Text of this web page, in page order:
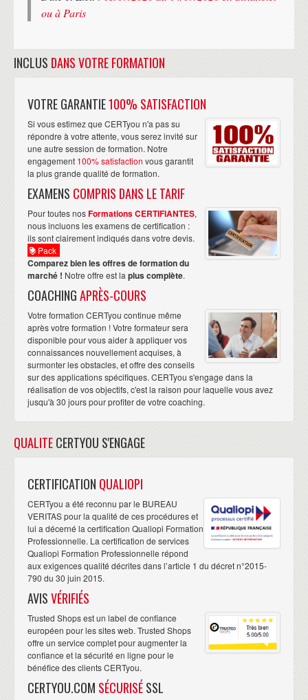
ou à Paris
INCLUS DANS VOTRE FORMATION
VOTRE GARANTIE100% SATISFACTION
Si vous estimez que CERTyou n'a pas su
répondre à votre attente, vous serez invité sur
une autre session de formation. Notre
engagement 100% satisfaction vous garantit
la plus grande qualité de formation.
EXAMENS COMPRIS DANS LE TARIF
Pour toutes nosFormations CERTIFIANTES,
nous incluons les examens de certification :
ils sont clairement indiqués dans votre devis.
Pack
Comparez bien les offres de formation du
marché ! Notre offre est la plus complète.
COACHINGAPRÈS-COURS
Votre formation CERTyou continue même
après votre formation ! Votre formateur sera
disponible pour vous aider à appliquer vos
connaissances nouvellement acquises, à
surmonter les obstacles, et offre des conseils
sur des applications spécifiques. CERTyou s'engage dans la
réalisation de vos objectifs, c'est la raison pour laquelle vous avez
jusqu'à 30 jours pour profiter de votre coaching.
QUALITECERTYOU S'ENGAGE
CERTIFICATION QUALIOPI
CERTyou a été reconnu par le BUREAU
VERITAS pour la qualité de ces procédures et
lui a décerné la certification Qualiopi Formation
Professionnelle. La certification de services
Qualiopi Formation Professionnelle répond
aux exigences qualité décrites dans l’article 1 du décret n°2015-
790 du 30 juin 2015.
AVISVÉRIFIÉS
Trusted Shops est un label de confiance
européen pour les sites web. Trusted Shops
offre un service complet pour augmenter la
confiance et la sécurité en ligne pour le
bénéfice des clients CERTyou.
CERTYOU.COM SÉCURISÉSSL